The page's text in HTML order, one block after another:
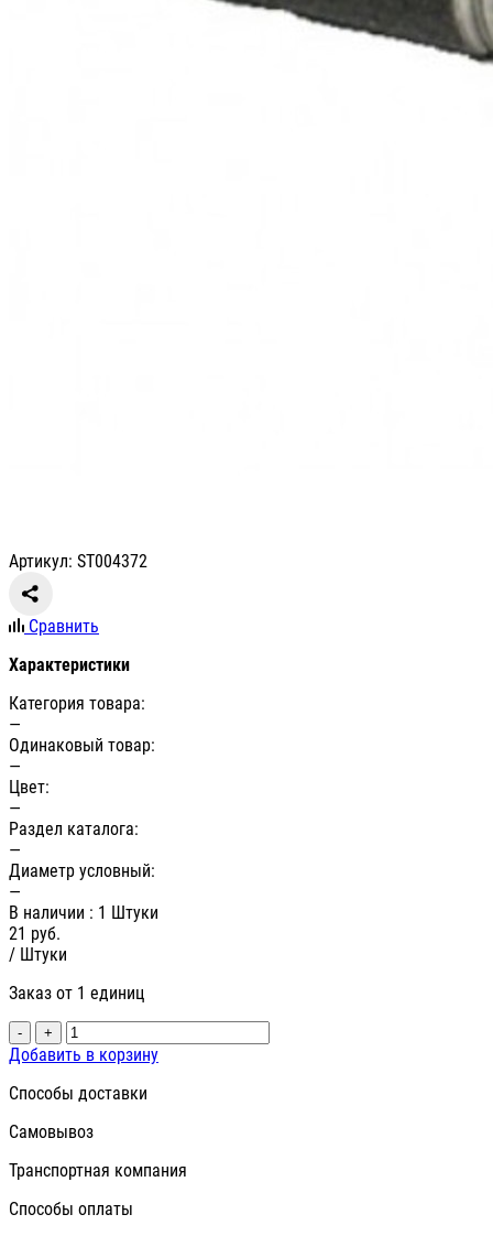
Артикул: ST004372
Сравнить
Характеристики
Категория товара:
—
Одинаковый товар:
—
Цвет:
—
Раздел каталога:
—
Диаметр условный:
—
В наличии : 1 Штуки
21 руб.
/ Штуки
Заказ от 1 единиц
- +
Добавить в корзину
Способы доставки
Самовывоз
Транспортная компания
Способы оплаты